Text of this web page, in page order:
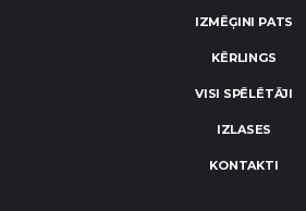
IZMĒĢINI PATS
KĒRLINGS
VISI SPĒLĒTĀJI
IZLASES
KONTAKTI